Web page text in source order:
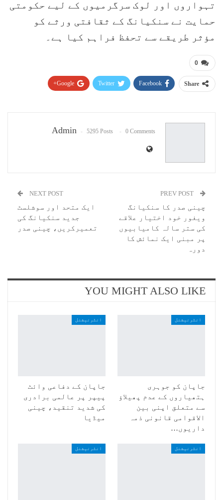
تہواروں اور لوک سرگرمیوں کے لیے حکومتی
حمایت نے سنکیانگ کے ثقافتی ورثے کو
مؤثر طریقے سے تحفظ فراہم کیا ہے۔
0
Share
Facebook
Twitter
Google+
Admin 5295 Posts 0 Comments
چینی صدر کا سنکیانگ
ویغور خود اختیار علاقے
کی ستر سالہ کامیابیوں
پر مبنی ایک نمائش کا
دورہ
NEXT POST
ایک متحد اور سوشلسٹ
جدید سنکیانگ کی
تعمیرکریں، چینی صدر
YOU MIGHT ALSO LIKE
انٹرنیشنل
جاپان کو جوہری
ہتھیاروں کے عدم پھیلاؤ
سے متعلق اپنی بین
الاقوامی قانونی ذمہ
داریوں…
انٹرنیشنل
جاپان کے دفاعی وائٹ
پیپر پر عالمی برادری
کی شدید تنقید، چینی
میڈیا
انٹرنیشنل انٹرنیشنل